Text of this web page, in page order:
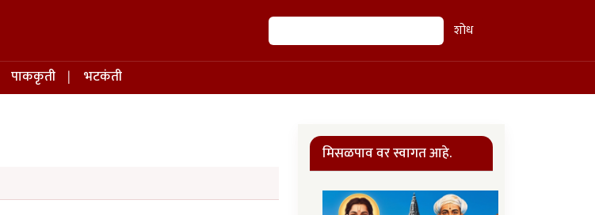
शोध शोध
पाककृती
भटकंती
मिसळपाव वर स्वागत आहे.